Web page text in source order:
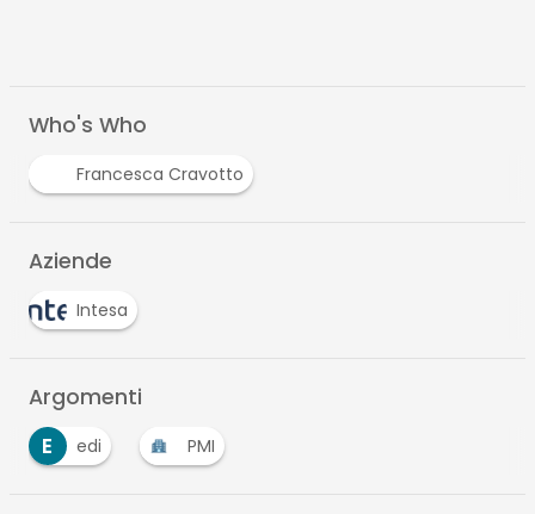
Who's Who
Francesca Cravotto
Aziende
Intesa
Argomenti
E
edi PMI